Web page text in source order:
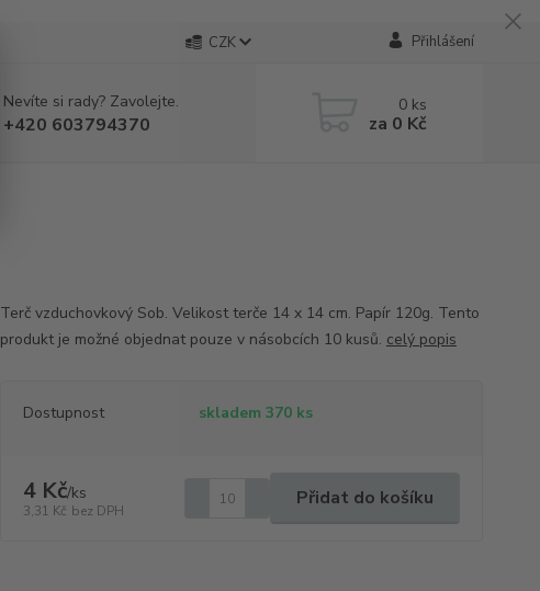
CZK Přihlášení
Nevíte si rady? Zavolejte.
+420 603794370
0 ks
za 0 Kč
Terč vzduchovkový Sob. Velikost terče 14 x 14 cm. Papír 120g. Tento
produkt je možné objednat pouze v násobcích 10 kusů. celý popis
Dostupnost skladem 370 ks
4 Kč/ks
3,31 Kč bez DPH
Přidat do košíku